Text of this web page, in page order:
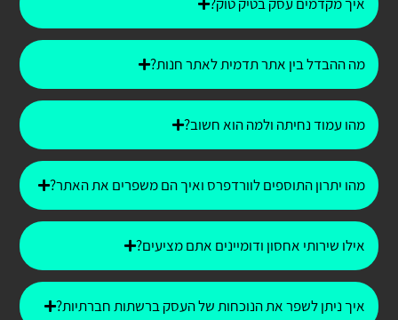
איך מקדמים עסק בטיק טוק?
מה ההבדל בין אתר תדמית לאתר חנות?
מהו עמוד נחיתה ולמה הוא חשוב?
מהו יתרון התוספים לוורדפרס ואיך הם משפרים את האתר?
אילו שירותי אחסון ודומיינים אתם מציעים?
איך ניתן לשפר את הנוכחות של העסק ברשתות חברתיות?